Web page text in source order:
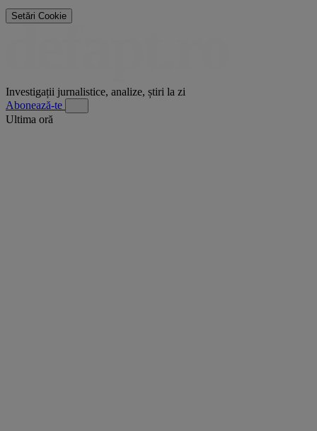
Setări Cookie
Investigații jurnalistice, analize, știri la zi
Abonează-te
Ultima oră